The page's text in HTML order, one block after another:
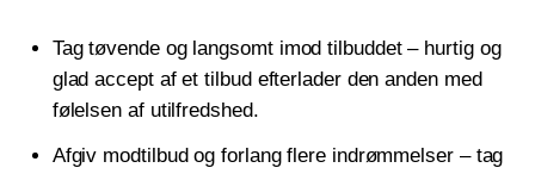
Tag tøvende og langsomt imod tilbuddet – hurtig og
glad accept af et tilbud efterlader den anden med
følelsen af utilfredshed.
Afgiv modtilbud og forlang flere indrømmelser – tag